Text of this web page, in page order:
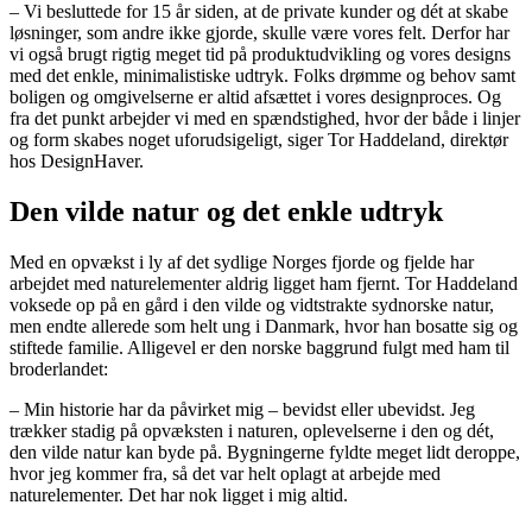
– Vi besluttede for 15 år siden, at de private kunder og dét at skabe
løsninger, som andre ikke gjorde, skulle være vores felt. Derfor har
vi også brugt rigtig meget tid på produktudvikling og vores designs
med det enkle, minimalistiske udtryk. Folks drømme og behov samt
boligen og omgivelserne er altid afsættet i vores designproces. Og
fra det punkt arbejder vi med en spændstighed, hvor der både i linjer
og form skabes noget uforudsigeligt, siger Tor Haddeland, direktør
hos DesignHaver.
Den vilde natur og det enkle udtryk
Med en opvækst i ly af det sydlige Norges fjorde og fjelde har
arbejdet med naturelementer aldrig ligget ham fjernt. Tor Haddeland
voksede op på en gård i den vilde og vidtstrakte sydnorske natur,
men endte allerede som helt ung i Danmark, hvor han bosatte sig og
stiftede familie. Alligevel er den norske baggrund fulgt med ham til
broderlandet:
– Min historie har da påvirket mig – bevidst eller ubevidst. Jeg
trækker stadig på opvæksten i naturen, oplevelserne i den og dét,
den vilde natur kan byde på. Bygningerne fyldte meget lidt deroppe,
hvor jeg kommer fra, så det var helt oplagt at arbejde med
naturelementer. Det har nok ligget i mig altid.